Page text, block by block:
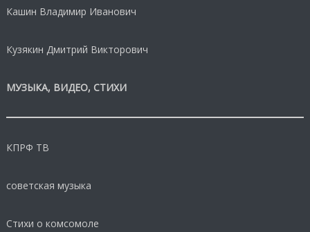
Кашин Владимир Иванович
Кузякин Дмитрий Викторович
МУЗЫКА, ВИДЕО, СТИХИ
КПРФ ТВ
советская музыка
Стихи о комсомоле